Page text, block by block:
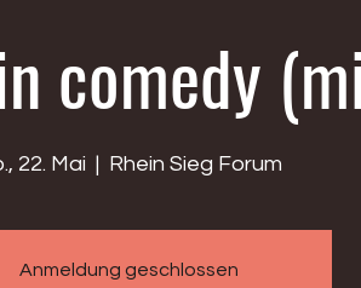
comedy
22. Mai
  |
Rhein Sieg Forum
Anmeldung geschlossen